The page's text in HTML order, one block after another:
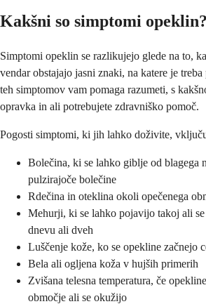
Kakšni so simptomi opeklin?
Simptomi opeklin se razlikujejo glede na to,
vendar obstajajo jasni znaki, na katere je
teh simptomov vam pomaga razumeti, s
opravka in ali potrebujete zdravniško pomoč.
Pogosti simptomi, ki jih lahko doživite,
Bolečina, ki se lahko giblje od blagega
pulzirajoče bolečine
Rdečina in oteklina okoli opečenega
Mehurji, ki se lahko pojavijo takoj ali
dnevu ali dveh
Luščenje kože, ko se opekline začnejo
Bela ali ogljena koža v hujših primerih
Zvišana telesna temperatura, če
območje ali se okužijo